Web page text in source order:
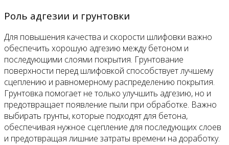
Роль адгезии и грунтовки
Для повышения качества и скорости шлифовки важно
обеспечить хорошую адгезию между бетоном и
последующими слоями покрытия. Грунтование
поверхности перед шлифовкой способствует лучшему
сцеплению и равномерному распределению покрытия.
Грунтовка помогает не только улучшить адгезию, но и
предотвращает появление пыли при обработке. Важно
выбирать грунты, которые подходят для бетона,
обеспечивая нужное сцепление для последующих слоев
и предотвращая лишние затраты времени на доработку.